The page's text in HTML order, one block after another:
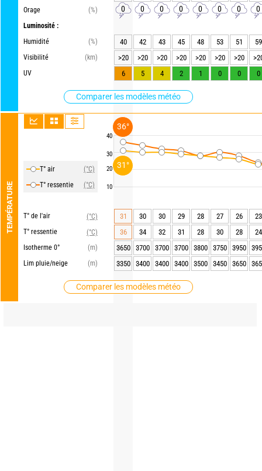
Orage
(%)
Luminosité :
Humidité
(%)
Visibilité
(km)
UV
Comparer les modèles météo
TEMPÉRATURE
T° air
(°C)
T° ressentie
(°C)
T° de l'air
(°C)
T° ressentie
(°C)
Isotherme 0°
(m)
Lim pluie/neige
(m)
Comparer les modèles météo
40
30
20
10
0 0 0 0 0 0 0 0
40 42 43 45 48 53 51
59
>20
>20 >20 >20 >20 >20 >20
6
5 4 2 1 0 0 0
31 30 30 29 28 27 26
23
36
34 32 31 28 30 28
24
3650
3700 3700 3700 3800 3750 3950
3350
3400 3400 3400 3500 3450 3650
31°
36°